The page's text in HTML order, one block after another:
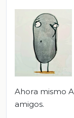
Ahora mismo
amigos.